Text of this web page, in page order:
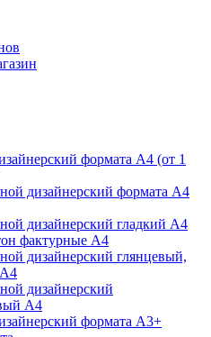
формата А4 (от 1
дизайнерский формата А4
дизайнерский гладкий А4
фактурные А4
дизайнерский глянцевый,
дизайнерский
А4
формата А3+